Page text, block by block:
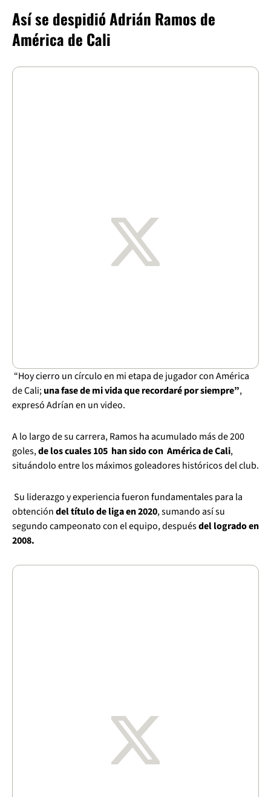
Así se despidió Adrián Ramos de
América de Cali
“Hoy cierro un círculo en mi etapa de jugador con América
de Cali;una fase de mi vida que recordaré por siempre”,
expresó Adrían en un video.
A lo largo de su carrera, Ramos ha acumulado más de 200
goles,de los cuales 105 han sido con América de Cali,
situándolo entre los máximos goleadores históricos del club.
Su liderazgo y experiencia fueron fundamentales para la
obtencióndel título de liga en 2020, sumando así su
segundo campeonato con el equipo, despuésdel logrado en
2008.